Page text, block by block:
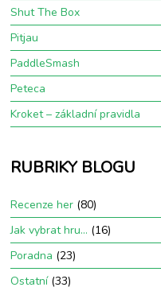
Shut The Box
Pitjau
PaddleSmash
Peteca
Kroket – základní pravidla
RUBRIKY BLOGU
Recenze her (80)
Jak vybrat hru… (16)
Poradna (23)
Ostatní(33)